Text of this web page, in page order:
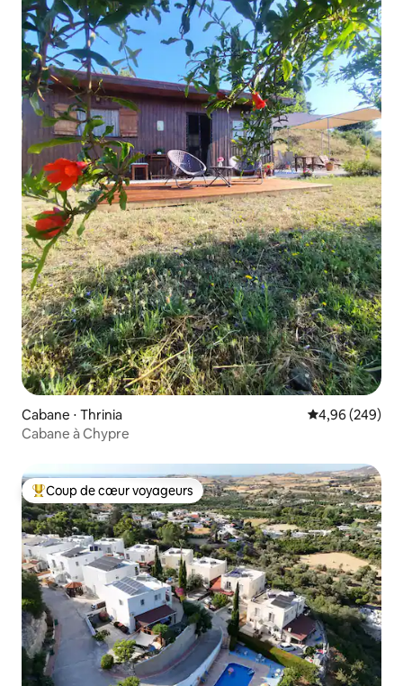
Cabane ⋅ Thrinia Évaluation
4,96 (249)
Cabane à Chypre
Coups de cœur voyageurs les plus appréciés
Coup de cœur voyageurs